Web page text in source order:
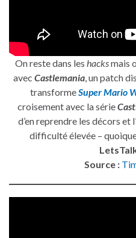
On reste dans les hacksmais
avec Castlemania, un patch
transformeSuper Mario
croisement avec la série
d’en reprendre les décors et
difficulté élevée –
Source :